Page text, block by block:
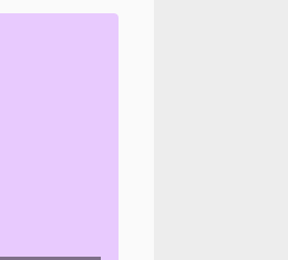
de Uso e Política de Privacidade do